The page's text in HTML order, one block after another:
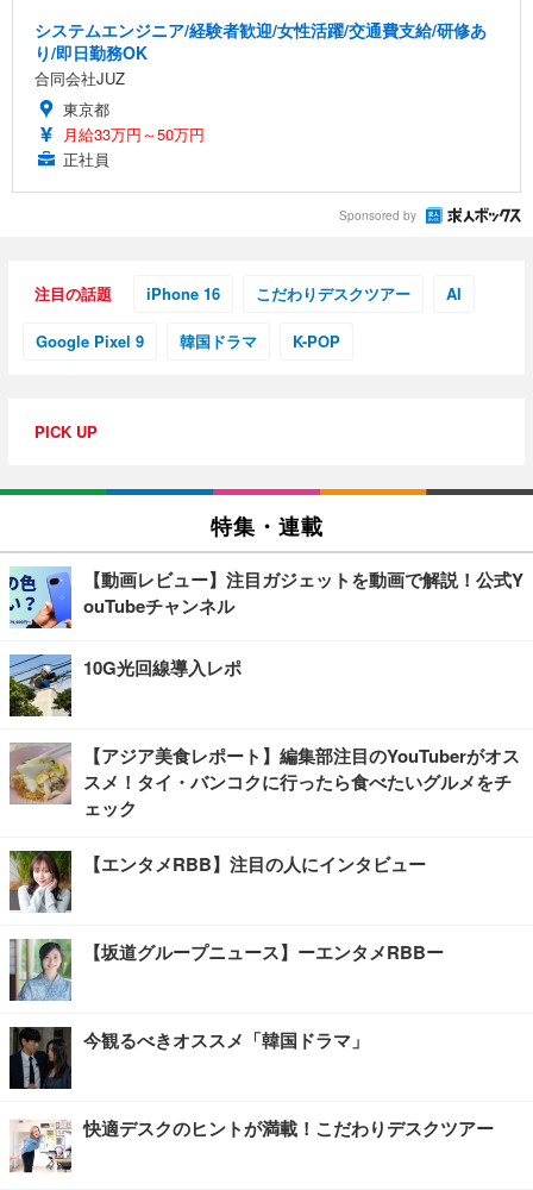
システムエンジニア/経験者歓迎/女性活躍/交通費支給/研修あ
り/即日勤務OK
合同会社JUZ
東京都
月給33万円～50万円
正社員
Sponsored by
注目の話題 iPhone 16 こだわりデスクツアー AI
Google Pixel 9 韓国ドラマ K-POP
PICK UP
特集・連載
【動画レビュー】注目ガジェットを動画で解説！公式Y
ouTubeチャンネル
10G光回線導入レポ
【アジア美食レポート】編集部注目のYouTuberがオス
スメ！タイ・バンコクに行ったら食べたいグルメをチ
ェック
【エンタメRBB】注目の人にインタビュー
【坂道グループニュース】ーエンタメRBBー
今観るべきオススメ「韓国ドラマ」
快適デスクのヒントが満載！こだわりデスクツアー